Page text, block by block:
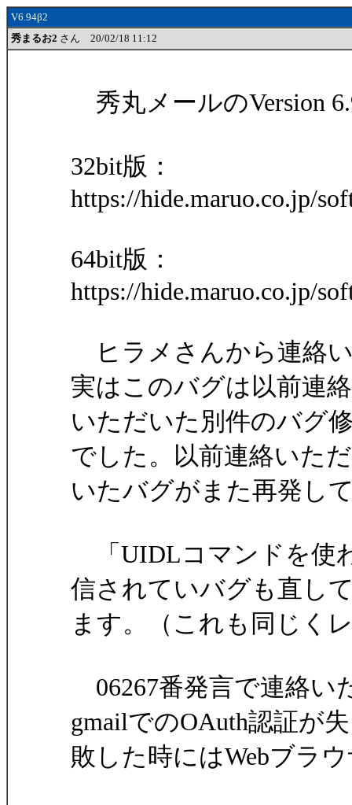
V6.94β2
秀まるお2 さん 20/02/18 11:12
秀丸メールのVersion
32bit版：
https://hide.maruo.co.jp/
64bit版：
https://hide.maruo.co.jp/
ヒラメさんから連絡
実はこのバグは以前連絡
いただいた別件のバグ
でした。以前連絡いただ
いたバグがまた再発し
「UIDLコマンドを使
信されていバグも直し
ます。（これも同じく
06267番発言で連絡い
gmailでのOAuth認証が失
敗した時にはWebブラ